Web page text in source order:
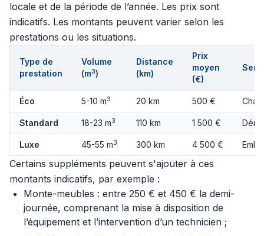
locale et de la période de l’année. Les prix sont
indicatifs. Les montants peuvent varier selon les
prestations ou les situations.
Type de
prestation
Volume
(m3)
Distance
(km)
Prix
moyen
(€)
Éco 5-10 m3 20 km 500 €
Standard 18-23 m3 110 km 1 500 €
Luxe 45-55 m3 300 km 4 500 €
Certains suppléments peuvent s'ajouter à ces
montants indicatifs, par exemple :
Monte-meubles : entre 250 € et 450 € la demi-
journée, comprenant la mise à disposition de
l’équipement et l’intervention d’un technicien ;